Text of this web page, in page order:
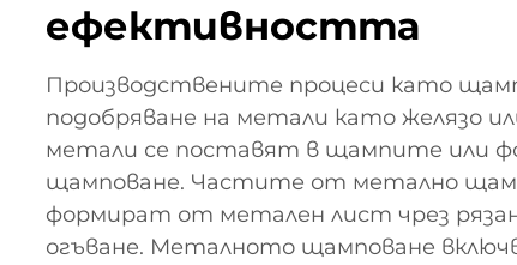
ефективността
Производствените процеси като
подобряване на метали като желязо
метали се поставят в щампите или
щамповане. Частите от метално
формират от метален лист чрез
огъване. Металното щамповане